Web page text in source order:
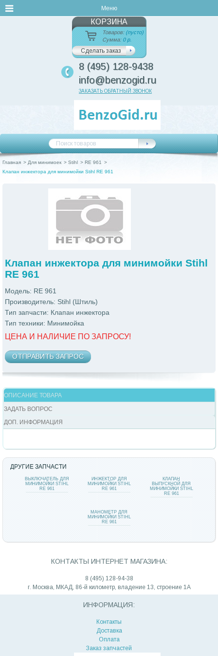
Меню
КОРЗИНА
Товаров: (пусто)
Сумма: 0 р.
Сделать заказ
8 (495) 128-9438
info@benzogid.ru
ЗАКАЗАТЬ ОБРАТНЫЙ ЗВОНОК
Главная > Для минимоек > Stihl > RE 961
>
Клапан инжектора для минимойки Stihl RE 961
Клапан инжектора для минимойки Stihl
RE 961
Модель: RE 961
Производитель: Stihl (Штиль)
Тип запчасти: Клапан инжектора
Тип техники: Минимойка
ЦЕНА И НАЛИЧИЕ ПО ЗАПРОСУ!
ОТПРАВИТЬ ЗАПРОС
ОПИСАНИЕ ТОВАРА
ЗАДАТЬ ВОПРОС
ДОП. ИНФОРМАЦИЯ
ДРУГИЕ ЗАПЧАСТИ
ВЫКЛЮЧАТЕЛЬ ДЛЯ
МИНИМОЙКИ STIHL
RE 961
ИНЖЕКТОР ДЛЯ
МИНИМОЙКИ STIHL
RE 961
КЛАПАН
ВЫПУСКНОЙ ДЛЯ
МИНИМОЙКИ STIHL
RE 961
МАНОМЕТР ДЛЯ
МИНИМОЙКИ STIHL
RE 961
КОНТАКТЫ ИНТЕРНЕТ МАГАЗИНА:
8 (495) 128-94-38
г. Москва, МКАД, 86-й километр, владение 13, строение 1А
ИНФОРМАЦИЯ:
Контакты
Доставка
Оплата
Заказ запчастей